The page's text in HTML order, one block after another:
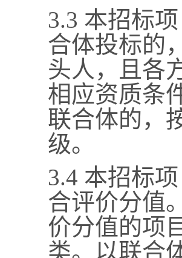
3.3 本招标项
合体投标的
头人，且各
相应资质条
联合体的，
级。
3.4 本招标项
合评价分值
价分值的项
类。以联合